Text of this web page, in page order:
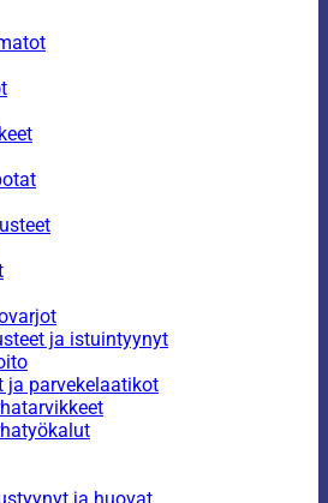
ja istuintyynyt
ja parvekelaatikot